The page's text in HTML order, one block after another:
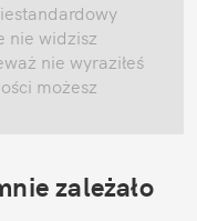
nie widzisz
nie wyraziłeś
możesz
zależało